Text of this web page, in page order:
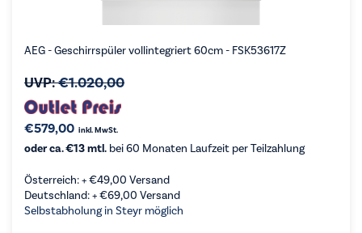
AEG - Geschirrspüler vollintegriert 60cm - FSK53617Z
UVP:€1.020,00
€579,00 inkl. MwSt.
oder ca. €13 mtl. bei 60 Monaten Laufzeit per Teilzahlung
Österreich: +€49,00 Versand
Deutschland: +€69,00 Versand
Selbstabholung in Steyr möglich